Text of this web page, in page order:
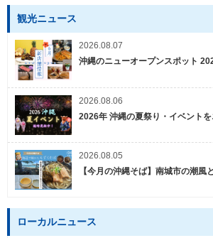
観光ニュース
2026.08.07
沖縄のニューオープンスポット
2026.08.06
2026年 沖縄の夏祭り・イベントを
2026.08.05
【今月の沖縄そば】南城市の潮風
ローカルニュース